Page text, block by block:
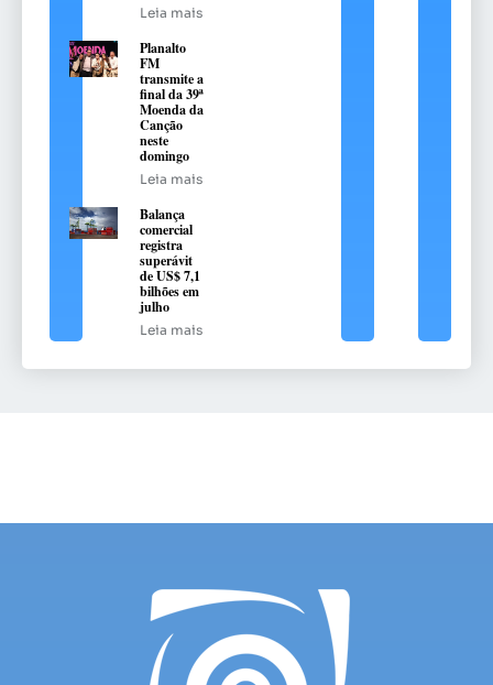
Leia mais
Planalto
FM
transmite a
final da 39ª
Moenda da
Canção
neste
domingo
Leia mais
Balança
comercial
registra
superávit
de US$ 7,1
bilhões em
julho
Leia mais